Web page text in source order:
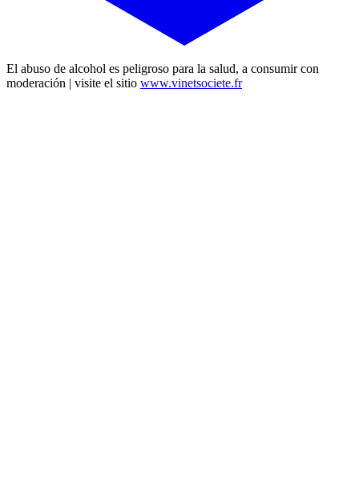
El abuso de alcohol es peligroso para la salud, a consumir con
moderación | visite el sitio www.vinetsociete.fr